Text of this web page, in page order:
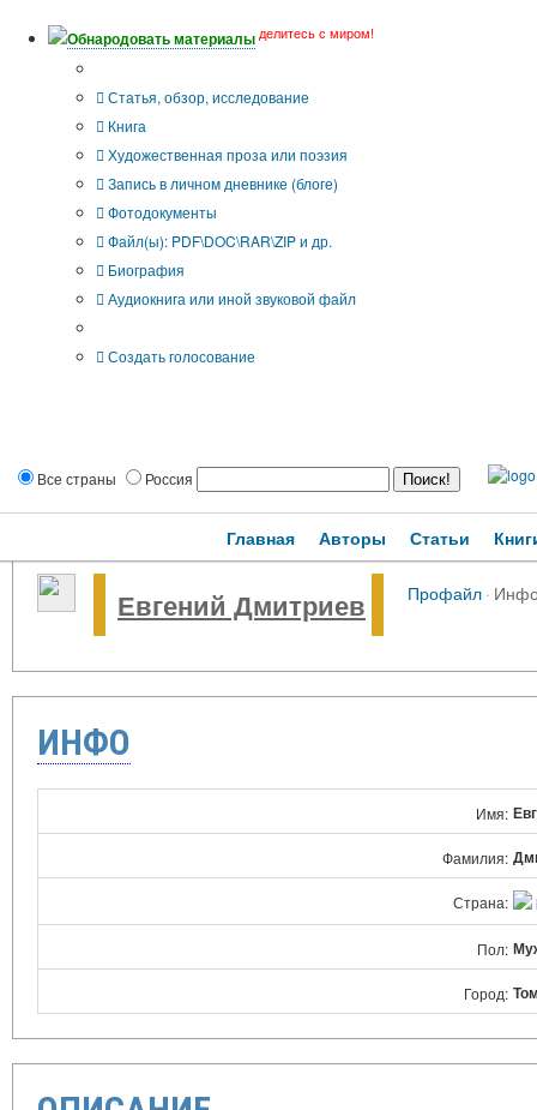
Обнародовать материалы делитесь с миром!
Статья, обзор, исследование
Книга
Художественная проза или поэзия
Запись в личном дневнике (блоге)
Фотодокументы
Файл(ы): PDF\DOC\RAR\ZIP и др.
Биография
Аудиокнига или иной звуковой файл
Создать голосование
Все страны Россия
Главная Авторы Статьи
Евгений Дмитриев Профайл·
ИНФО
Имя:
Фамилия:
Страна:
Пол:
Город: